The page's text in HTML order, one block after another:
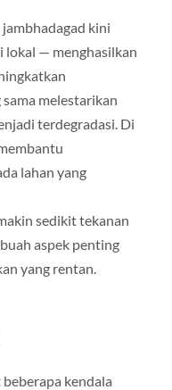
kini
lokal — menghasilkan
melestarikan
terdegradasi. Di
lahan yang
sedikit tekanan
aspek penting
yang rentan.
kendala